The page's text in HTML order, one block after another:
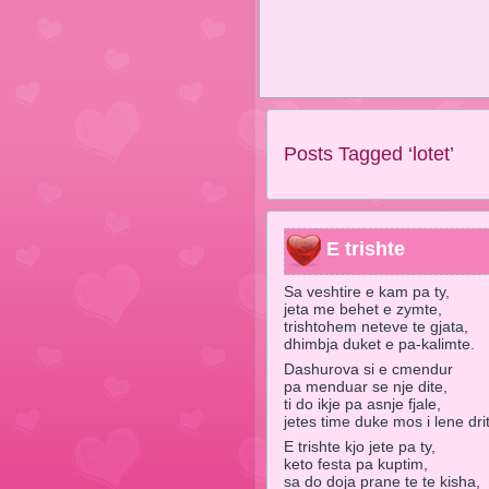
Posts Tagged ‘lotet’
E trishte
Sa veshtire e kam pa ty,
jeta me behet e zymte,
trishtohem neteve te gjata,
dhimbja duket e pa-kalimte.
Dashurova si e cmendur
pa menduar se nje dite,
ti do ikje pa asnje fjale,
jetes time duke mos i lene
E trishte kjo jete pa ty,
keto festa pa kuptim,
sa do doja prane te te kisha,